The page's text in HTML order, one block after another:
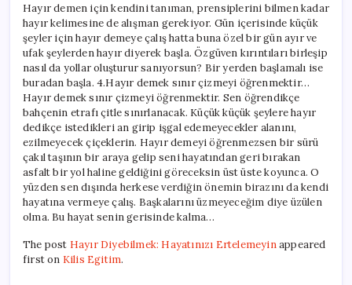
Hayır demen için kendini tanıman, prensiplerini bilmen kadar
hayır kelimesine de alışman gerekiyor. Gün içerisinde küçük
şeyler için hayır demeye çalış hatta buna özel bir gün ayır ve
ufak şeylerden hayır diyerek başla. Özgüven kırıntıları birleşip
nasıl da yollar oluşturur sanıyorsun? Bir yerden başlamalı ise
buradan başla. 4.Hayır demek sınır çizmeyi öğrenmektir…
Hayır demek sınır çizmeyi öğrenmektir. Sen öğrendikçe
bahçenin etrafı çitle sınırlanacak. Küçük küçük şeylere hayır
dedikçe istedikleri an girip işgal edemeyecekler alanını,
ezilmeyecek çiçeklerin. Hayır demeyi öğrenmezsen bir sürü
çakıl taşının bir araya gelip seni hayatından geri bırakan
asfalt bir yol haline geldiğini göreceksin üst üste koyunca. O
yüzden sen dışında herkese verdiğin önemin birazını da kendi
hayatına vermeye çalış. Başkalarını üzmeyeceğim diye üzülen
olma. Bu hayat senin gerisinde kalma…
The post Hayır Diyebilmek: Hayatınızı Ertelemeyinappeared
first on Kilis Egitim.